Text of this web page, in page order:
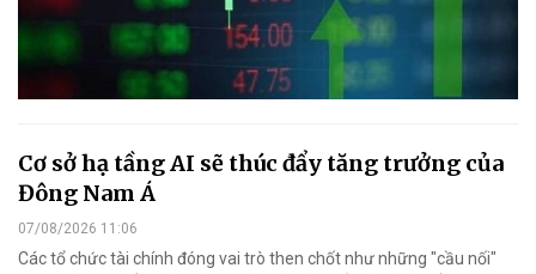
Cơ sở hạ tầng AI sẽ thúc đẩy tăng trưởng của
Đông Nam Á
07/08/2026 11:06
Các tổ chức tài chính đóng vai trò then chốt như những "cầu nối"